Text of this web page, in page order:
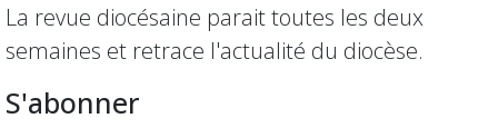
La revue diocésaine parait toutes les deux
semaines et retrace l'actualité du diocèse.
S'abonner